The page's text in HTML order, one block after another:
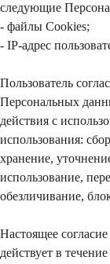
следующие
- файлы Cookies;
- IP-адрес
Пользователь
Персональных
действия с
использования:
хранение,
использование,
обезличивание,
Настоящее
действует в